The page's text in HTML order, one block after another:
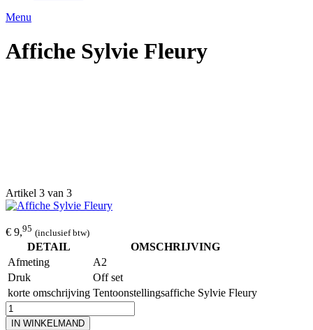
Menu
Affiche Sylvie Fleury
Artikel 3 van 3
€ 9,95 (inclusief btw)
DETAIL
OMSCHRIJVING
Afmeting
A2
Druk
Off set
korte omschrijving Tentoonstellingsaffiche Sylvie Fleury
IN WINKELMAND